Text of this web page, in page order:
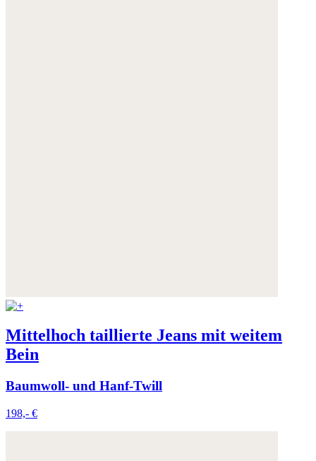
Mittelhoch taillierte Jeans mit weitem
Bein
Baumwoll- und Hanf-Twill
198,- €